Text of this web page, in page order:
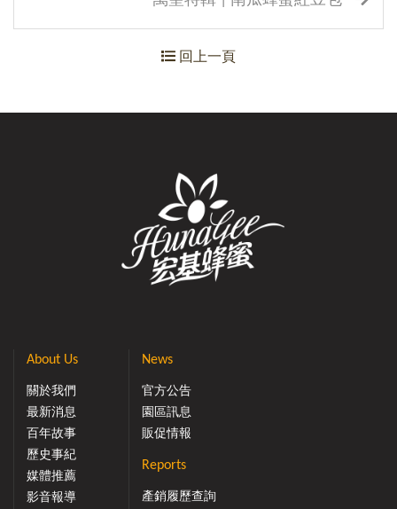
回上一頁
About Us
關於我們
最新消息
百年故事
歷史事紀
媒體推薦
影音報導
News
官方公告
園區訊息
販促情報
Reports
產銷履歷查詢